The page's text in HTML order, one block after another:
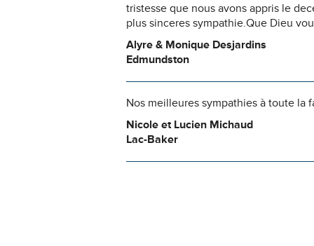
tristesse que nous avons appris le
plus sinceres sympathie.Que Dieu
Alyre & Monique Desjardins
Edmundston
Nos meilleures sympathies à toute la
Nicole et Lucien Michaud
Lac-Baker